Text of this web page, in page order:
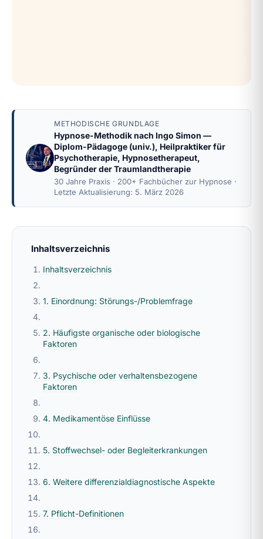
METHODISCHE GRUNDLAGE
Hypnose-Methodik nach Ingo Simon —
Diplom-Pädagoge (univ.), Heilpraktiker für
Psychotherapie, Hypnosetherapeut,
Begründer der Traumlandtherapie
30 Jahre Praxis · 200+ Fachbücher zur Hypnose ·
Letzte Aktualisierung: 5. März 2026
Inhaltsverzeichnis
Inhaltsverzeichnis
1. Einordnung: Störungs-/Problemfrage
2. Häufigste organische oder biologische
Faktoren
3. Psychische oder verhaltensbezogene
Faktoren
4. Medikamentöse Einflüsse
5. Stoffwechsel- oder Begleiterkrankungen
6. Weitere differenzialdiagnostische Aspekte
7. Pflicht-Definitionen